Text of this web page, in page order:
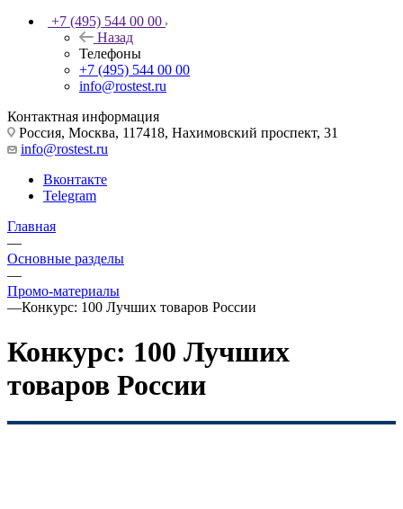
+7 (495) 544 00 00
Назад
Телефоны
+7 (495) 544 00 00
info@rostest.ru
Контактная информация
Россия, Москва, 117418, Нахимовский проспект, 31
info@rostest.ru
Вконтакте
Telegram
Главная
—
Основные разделы
—
Промо-материалы
—Конкурс: 100 Лучших товаров России
Конкурс: 100 Лучших
товаров России